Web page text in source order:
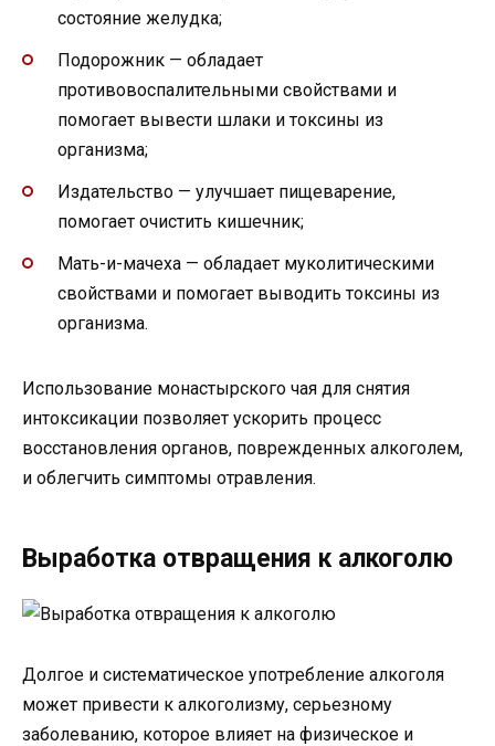
состояние желудка;
Подорожник — обладает
противовоспалительными свойствами и
помогает вывести шлаки и токсины из
организма;
Издательство — улучшает пищеварение,
помогает очистить кишечник;
Мать-и-мачеха — обладает муколитическими
свойствами и помогает выводить токсины из
организма.
Использование монастырского чая для снятия
интоксикации позволяет ускорить процесс
восстановления органов, поврежденных алкоголем,
и облегчить симптомы отравления.
Выработка отвращения к алкоголю
Долгое и систематическое употребление алкоголя
может привести к алкоголизму, серьезному
заболеванию, которое влияет на физическое и